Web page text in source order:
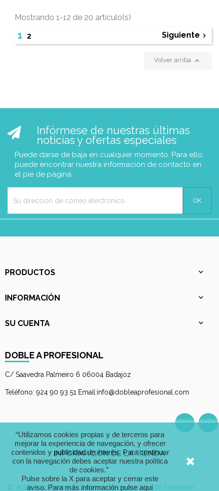
Mostrando 1-12 de 20 artículo(s)
1 2 Siguiente 
Volver arriba 
Infórmese de nuestras últimas
noticias y ofertas especiales
Puede darse de baja en cualquier momento. Para ello,
puede encontrar nuestra información de contacto en
el pie de página.
PRODUCTOS 
INFORMACIÓN 
SU CUENTA 
DOBLE A PROFESIONAL
C/ Saavedra Palmeiro 6 06004 Badajoz
Teléfono: 924 90 93 51 Email:info@dobleaprofesional.com
INFORMACIÓN DE LA TIENDA
“Utilizamos cookies propias y de terceros para
mejorar la experiencia de navegación, y ofrecer
contenidos y publicidad de interés. Para continuar
con la navegación debes aceptar nuestra política
de cookies.”
Pulse sobre la X para aceptar y cerrar este
aviso.Para más información pulse aquí
© 2026 - Software Ecommerce desarrollado Mardesin